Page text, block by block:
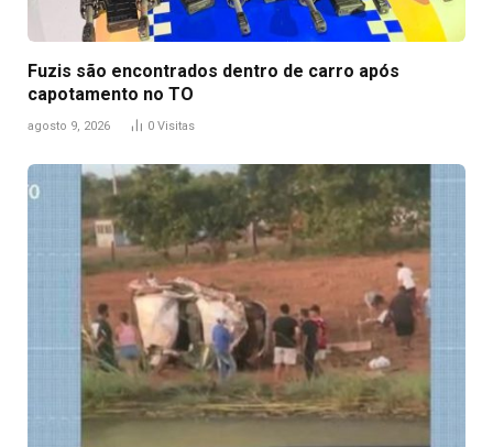
Fuzis são encontrados dentro de carro após
capotamento no TO
agosto 9, 2026 0 Visitas